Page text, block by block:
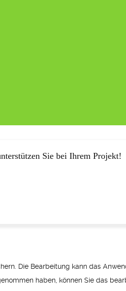
Sie bei Ihrem Projekt!
Die Bearbeitung kann das
haben, können Sie das